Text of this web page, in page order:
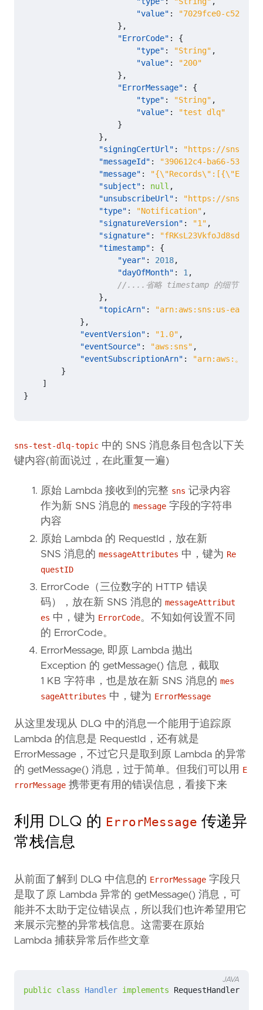
"value" :
"7029fce0-c52d-
},
"ErrorCode" :
{
"type" : "String" ,
"value" :
"200"
},
"ErrorMessage" :
{
"type" : "String" ,
"value" :
"test dlq"
}
},
"signingCertUrl" :
"https://sns.us-
"messageId" :
"390612c4-ba66-535c-
"message" :
"subject" : null ,
"unsubscribeUrl" :
"https://
"type" : "Notification" ,
"signatureVersion" : "1" ,
"signature" :
"timestamp" :
{
"year" : 2018,
"dayOfMonth" : 1 ,
},
"topicArn" :
"arn:aws:sns:us-east-
},
"eventVersion" : "1.0" ,
"eventSource" : "aws:sns" ,
"eventSubscriptionArn" :
"arn:aws:。。
}
]
}
sns-test-dlq-topic 中的 SNS 消息条目包含以下关
键内容(前面说过，在此重复一遍)
原始 Lambda 接收到的完整 sns 记录内容
作为新 SNS 消息的 message 字段的字符串
内容
原始 Lambda 的 RequestId，放在新
SNS 消息的 messageAttributes 中，键为 Re
questID
ErrorCode（三位数字的 HTTP 错误
码），放在新 SNS 消息的 messageAttribut
es 中，键为 ErrorCode。不知如何设置不同
的 ErrorCode。
ErrorMessage, 即原 Lambda 抛出
Exception 的 getMessage() 信息，截取
1 KB 字符串，也是放在新 SNS 消息的 mes
sageAttributes 中，键为 ErrorMessage
从这里发现从 DLQ 中的消息一个能用于追踪原
Lambda 的信息是 RequestId，还有就是
ErrorMessage，不过它只是取到原 Lambda 的异常
的 getMessage() 消息，过于简单。但我们可以用 E
rrorMessage 携带更有用的错误信息，看接下来
利用 DLQ 的 ErrorMessage 传递异
常栈信息
从前面了解到 DLQ 中信息的 ErrorMessage 字段只
是取了原 Lambda 异常的 getMessage() 消息，可
能并不太助于定位错误点，所以我们也许希望用它
来展示完整的异常栈信息。这需要在原始
Lambda 捕获异常后作些文章
public class Handler implements RequestHandler
JAVA